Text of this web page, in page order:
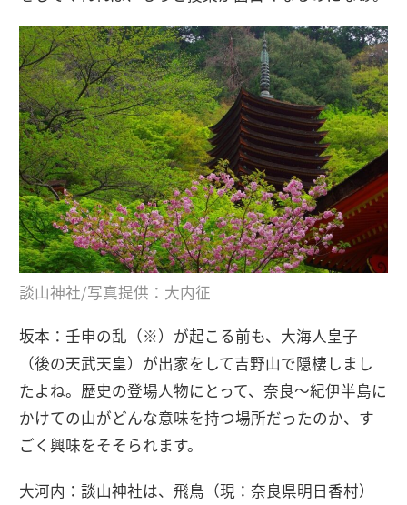
談山神社/写真提供：大内征
坂本：壬申の乱（※）が起こる前も、大海人皇子
（後の天武天皇）が出家をして吉野山で隠棲しまし
たよね。歴史の登場人物にとって、奈良〜紀伊半島に
かけての山がどんな意味を持つ場所だったのか、す
ごく興味をそそられます。
大河内：談山神社は、飛鳥（現：奈良県明日香村）